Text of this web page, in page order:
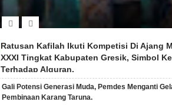
Ratusan Kafilah Ikuti Kompetisi Di Ajang
XXXI Tingkat Kabupaten Gresik, Simbol
Terhadap Alquran.
Gali Potensi Generasi Muda, Pemdes Menganti
Pembinaan Karang Taruna.